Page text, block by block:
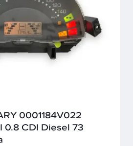
0001184V022
0.8 CDI Diesel 73